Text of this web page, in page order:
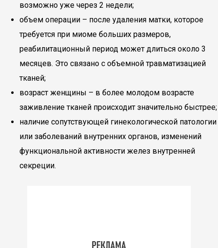
возможно уже через 2 недели;
объем операции – после удаления матки, которое
требуется при миоме больших размеров,
реабилитационный период может длиться около 3
месяцев. Это связано с объемной травматизацией
тканей;
возраст женщины – в более молодом возрасте
заживление тканей происходит значительно быстрее;
наличие сопутствующей гинекологической патологии
или заболеваний внутренних органов, изменений
функциональной активности желез внутренней
секреции.